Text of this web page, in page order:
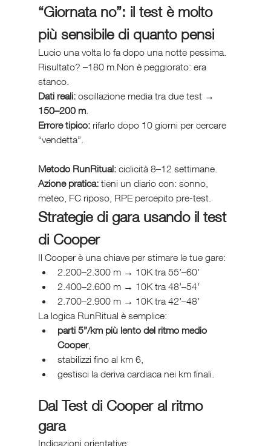
“Giornata no”: il test è molto
più sensibile di quanto pensi
Lucio una volta lo fa dopo una notte pessima.
Risultato? –180 m.Non è peggiorato: era
stanco.
Dati reali: oscillazione media tra due test →
150–200 m.
Errore tipico: rifarlo dopo 10 giorni per cercare
“vendetta”.
Metodo RunRitual: ciclicità 8–12 settimane.
Azione pratica: tieni un diario con: sonno,
meteo, FC riposo, RPE percepito pre-test.
Strategie di gara usando il test
di Cooper
Il Cooper è una chiave per stimare le tue gare:
2.200–2.300 m → 10K tra 55’–60’
2.400–2.600 m → 10K tra 48’–54’
2.700–2.900 m → 10K tra 42’–48’
La logica RunRitual è semplice:
parti 5”/km più lento del ritmo medio
Cooper,
stabilizzi fino al km 6,
gestisci la deriva cardiaca nei km finali.
Dal Test di Cooper al ritmo
gara
Indicazioni orientative: